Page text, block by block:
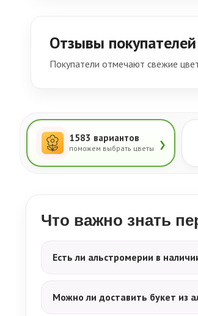
Отзывы
Покупатели отмечают свежие
1583 вариантов
поможем выбрать цветы ›
Что важно знать
Есть ли альстромерии в
Можно ли доставить букет из